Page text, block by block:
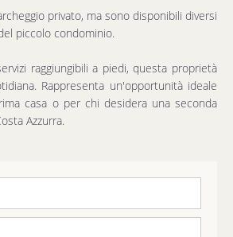
privato, ma sono disponibili diversi
piccolo condominio.
raggiungibili a piedi, questa proprietà
Rappresenta un'opportunità ideale
casa o per chi desidera una seconda
Azzurra.